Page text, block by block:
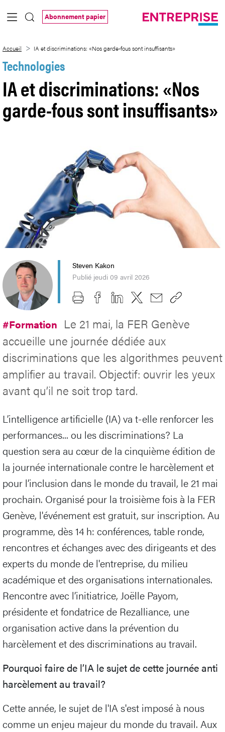
Saut au contenu principal
Abonnement papier
Accueil IA et discriminations: «Nos garde-fous sont insuffisants»
Technologies
IA et discriminations: «Nos
garde-fous sont insuffisants»
Steven Kakon
Publié jeudi 09 avril 2026
#Formation Le 21 mai, la FER Genève
accueille une journée dédiée aux
discriminations que les algorithmes peuvent
amplifier au travail. Objectif: ouvrir les yeux
avant qu’il ne soit trop tard.
L’intelligence artificielle (IA) va t-elle renforcer les
performances... ou les discriminations? La
question sera au cœur de la cinquième édition de
la journée internationale contre le harcèlement et
pour l’inclusion dans le monde du travail, le 21 mai
prochain. Organisé pour la troisième fois à la FER
Genève, l'événement est gratuit, sur inscription. Au
programme, dès 14 h: conférences, table ronde,
rencontres et échanges avec des dirigeants et des
experts du monde de l'entreprise, du milieu
académique et des organisations internationales.
Rencontre avec l’initiatrice, Joëlle Payom,
présidente et fondatrice de Rezalliance, une
organisation active dans la prévention du
harcèlement et des discriminations au travail.
Pourquoi faire de l’IA le sujet de cette journée anti
harcèlement au travail?
Cette année, le sujet de l'IA s'est imposé à nous
comme un enjeu majeur du monde du travail. Aux